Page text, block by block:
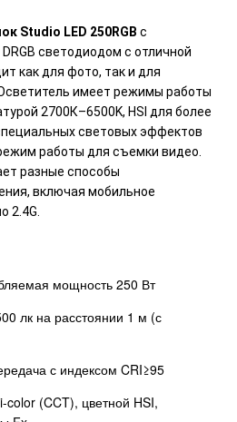
Studio LED 250RGB c
светодиодом с отличной
как для фото, так и для
имеет режимы работы
2700К–6500K, HSI для более
световых эффектов
работы для съемки видео.
разные способы
включая мобильное
2.4G.
мощность 250 Вт
лк на расстоянии 1 м (с
с индексом CRI≥95
(CCT), цветной HSI,